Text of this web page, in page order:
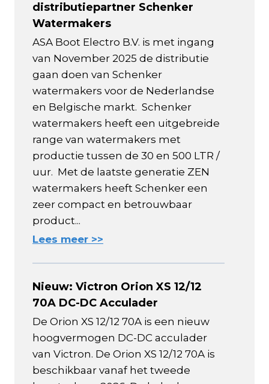
distributiepartner Schenker
Watermakers
ASA Boot Electro B.V. is met ingang
van November 2025 de distributie
gaan doen van Schenker
watermakers voor de Nederlandse
en Belgische markt. Schenker
watermakers heeft een uitgebreide
range van watermakers met
productie tussen de 30 en 500 LTR /
uur. Met de laatste generatie ZEN
watermakers heeft Schenker een
zeer compact en betrouwbaar
product...
Lees meer >>
Nieuw: Victron Orion XS 12/12
70A DC-DC Acculader
De Orion XS 12/12 70A is een nieuw
hoogvermogen DC-DC acculader
van Victron. De Orion XS 12/12 70A is
beschikbaar vanaf het tweede